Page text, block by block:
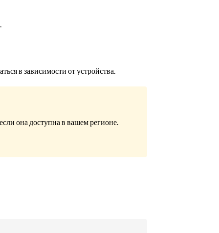
в зависимости от устройства.
она доступна в вашем регионе.